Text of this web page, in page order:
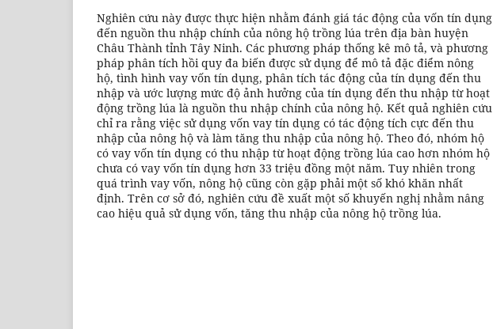
Nghiên cứu này được thực hiện nhằm đánh giá tác động của vốn tín dụng
đến nguồn thu nhập chính của nông hộ trồng lúa trên địa bàn huyện
Châu Thành tỉnh Tây Ninh. Các phương pháp thống kê mô tả, và phương
pháp phân tích hồi quy đa biến được sử dụng để mô tả đặc điểm nông
hộ, tình hình vay vốn tín dụng, phân tích tác động của tín dụng đến thu
nhập và ước lượng mức độ ảnh hưởng của tín dụng đến thu nhập từ hoạt
động trồng lúa là nguồn thu nhập chính của nông hộ. Kết quả nghiên cứu
chỉ ra rằng việc sử dụng vốn vay tín dụng có tác động tích cực đến thu
nhập của nông hộ và làm tăng thu nhập của nông hộ. Theo đó, nhóm hộ
có vay vốn tín dụng có thu nhập từ hoạt động trồng lúa cao hơn nhóm hộ
chưa có vay vốn tín dụng hơn 33 triệu đồng một năm. Tuy nhiên trong
quá trình vay vốn, nông hộ cũng còn gặp phải một số khó khăn nhất
định. Trên cơ sở đó, nghiên cứu đề xuất một số khuyến nghị nhằm nâng
cao hiệu quả sử dụng vốn, tăng thu nhập của nông hộ trồng lúa.